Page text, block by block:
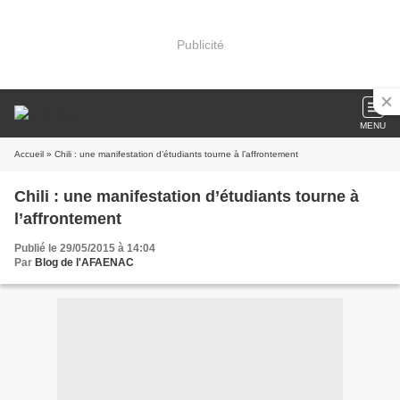
Publicité
MENU
Accueil » Chili : une manifestation d’étudiants tourne à l’affrontement
Chili : une manifestation d’étudiants tourne à
l’affrontement
Publié le 29/05/2015 à 14:04
Par Blog de l'AFAENAC